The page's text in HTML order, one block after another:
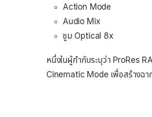
Action Mode
Audio Mix
ซูม Optical 8x
หนึ่งในผู้กำกับระบุว่า ProRes
Cinematic Mode เพื่อสร้างฉ